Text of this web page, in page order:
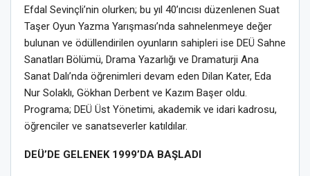
Efdal Sevinçli’nin olurken; bu yıl 40’ıncısı düzenlenen Suat
Taşer Oyun Yazma Yarışması’nda sahnelenmeye değer
bulunan ve ödüllendirilen oyunların sahipleri ise DEÜ Sahne
Sanatları Bölümü, Drama Yazarlığı ve Dramaturji Ana
Sanat Dalı’nda öğrenimleri devam eden Dilan Kater, Eda
Nur Solaklı, Gökhan Derbent ve Kazım Başer oldu.
Programa; DEÜ Üst Yönetimi, akademik ve idari kadrosu,
öğrenciler ve sanatseverler katıldılar.
DEÜ’DE GELENEK 1999’DA BAŞLADI